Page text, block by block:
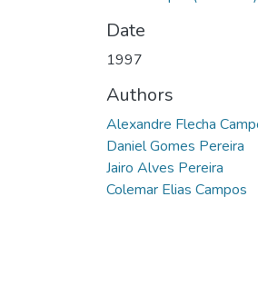
Date
1997
Authors
Alexandre Flecha
Daniel Gomes Pereira
Jairo Alves Pereira
Colemar Elias Campos